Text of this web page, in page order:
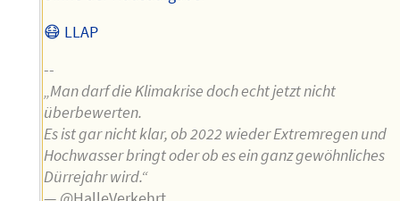
😷 LLAP
--
„Man darf die Klimakrise doch echt jetzt nicht
überbewerten.
Es ist gar nicht klar, ob 2022 wieder Extremregen und
Hochwasser bringt oder ob es ein ganz gewöhnliches
Dürrejahr wird.“